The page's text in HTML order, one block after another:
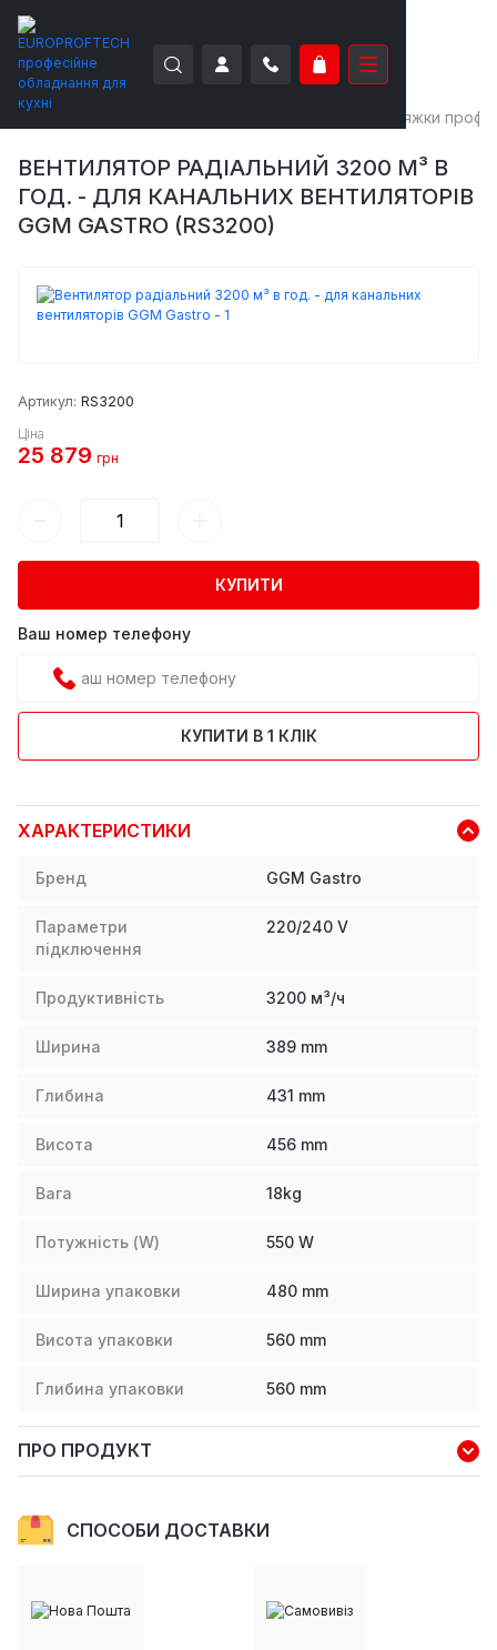
EUROPROFTECH Витяжки
ВЕНТИЛЯТОР РАДІАЛЬНИЙ 3200 М³ В
ГОД. - ДЛЯ КАНАЛЬНИХ ВЕНТИЛЯТОРІВ
GGM GASTRO (RS3200)
Артикул: RS3200
Ціна
25 879 грн
КУПИТИ
Ваш номер телефону
КУПИТИ В 1 КЛІК
ХАРАКТЕРИСТИКИ
Бренд GGM Gastro
Параметри
підключення
220/240 V
Продуктивність 3200 м³/ч
Ширина 389 mm
Глибина 431 mm
Висота 456 mm
Вага 18kg
Потужність (W) 550 W
Ширина упаковки 480 mm
Висота упаковки 560 mm
Глибина упаковки 560 mm
ПРО ПРОДУКТ
СПОСОБИ ДОСТАВКИ